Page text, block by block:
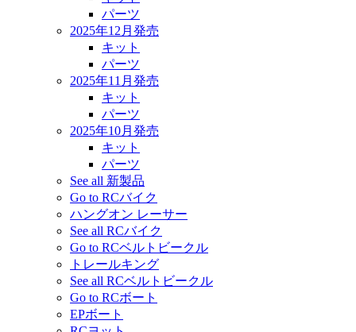
パーツ
2025年12月発売
キット
パーツ
2025年11月発売
キット
パーツ
2025年10月発売
キット
パーツ
See all 新製品
Go to RCバイク
ハングオン レーサー
See all RCバイク
Go to RCベルトビークル
トレールキング
See all RCベルトビークル
Go to RCボート
EPボート